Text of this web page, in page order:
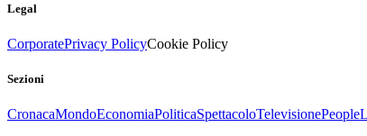
Legal
CorporatePrivacy PolicyCookie Policy
Sezioni
CronacaMondoEconomiaPoliticaSpettacoloTelevisionePeople